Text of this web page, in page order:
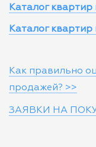
Каталог
Каталог
Как правильно
продажей? >>
ЗАЯВКИ НА